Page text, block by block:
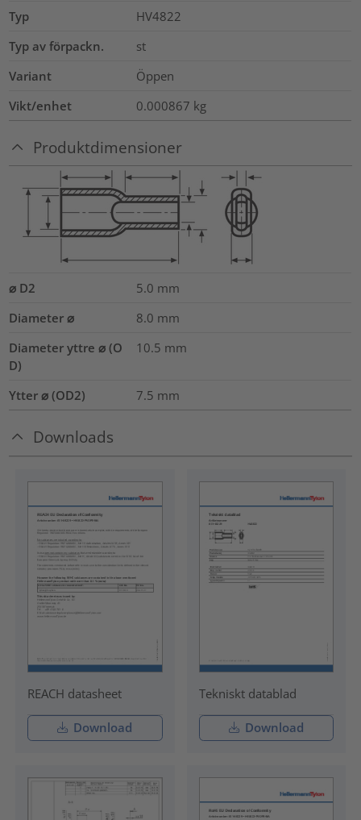
Typ
HV4822
Typ av förpackn.
st
Variant
Öppen
Vikt/enhet
0.000867 kg
Produktdimensioner
⌀ D2 5.0 mm
Diameter ⌀
8.0 mm
Diameter yttre ⌀ (O
D)
10.5 mm
Ytter ⌀ (OD2) 7.5 mm
Downloads
REACH datasheet
Download
Tekniskt datablad
Download